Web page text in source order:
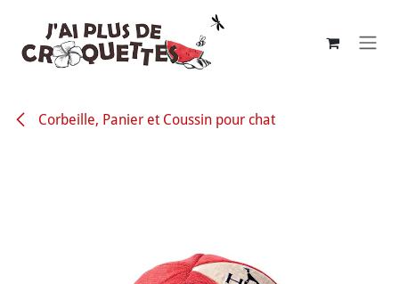
Corbeille, Panier et Coussin pour chat